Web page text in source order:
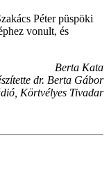
Péter püspöki
vonult, és
Berta Kata
dr. Berta Gábor
Körtvélyes Tivadar